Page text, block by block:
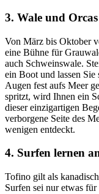
3. Wale und
Von März bis Oktober
eine Bühne für
auch Schweinswale.
ein Boot und lassen
Augen fest aufs Meer
spritzt, wird Ihnen ein
dieser einzigartigen
verborgene Seite des
wenigen entdeckt.
4. Surfen lernen
Tofino gilt als
Surfen sei nur etwas